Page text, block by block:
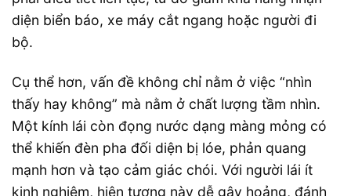
diện biển báo, xe máy cắt ngang hoặc người đi
bộ.
Cụ thể hơn, vấn đề không chỉ nằm ở việc “nhìn
thấy hay không” mà nằm ở chất lượng tầm nhìn.
Một kính lái còn đọng nước dạng màng mỏng có
thể khiến đèn pha đối diện bị lóe, phản quang
mạnh hơn và tạo cảm giác chói. Với người lái ít
kinh nghiệm, hiện tượng này dễ gây hoảng, đánh